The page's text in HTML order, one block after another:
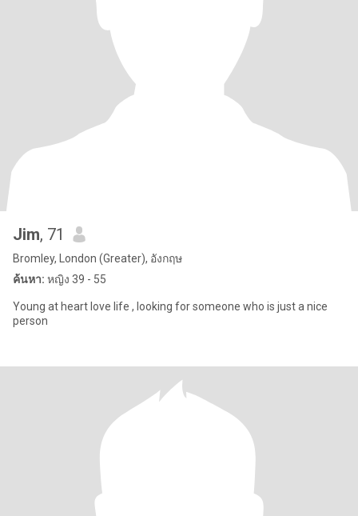
Jim, 71
Bromley, London (Greater), อังกฤษ
ค้นหา: หญิง 39 - 55
Young at heart love life , looking for someone who is just a nice
person